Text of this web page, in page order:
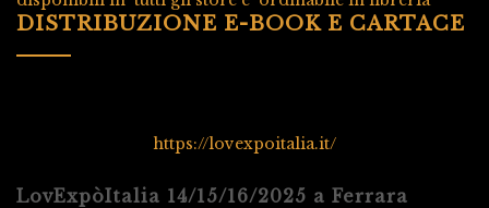
DISTRIBUZIONE E-BOOK E CARTACE
https://lovexpoitalia.it/
LovExpòItalia 14/15/16/2025 a Ferrara